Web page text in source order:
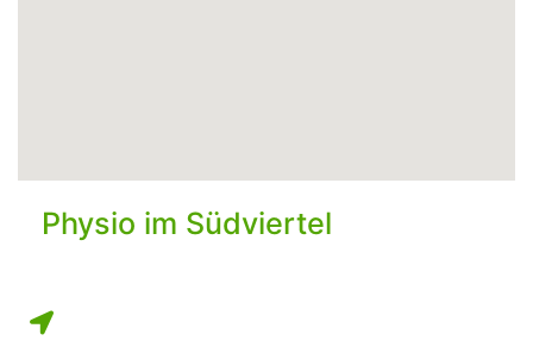
Physio im Südviertel